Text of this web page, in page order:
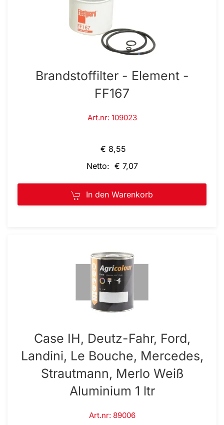
Brandstoffilter - Element -
FF167
Art.nr: 109023
€ 8,55
Netto: € 7,07
In den Warenkorb
Case IH, Deutz-Fahr, Ford,
Landini, Le Bouche, Mercedes,
Strautmann, Merlo Weiß
Aluminium 1 ltr
Art.nr: 89006